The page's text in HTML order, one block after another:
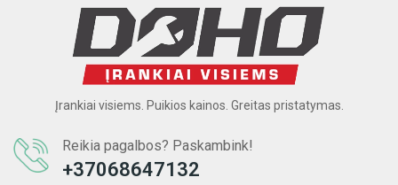
Įrankiai visiems. Puikios kainos. Greitas pristatymas.
Reikia pagalbos? Paskambink!
+37068647132